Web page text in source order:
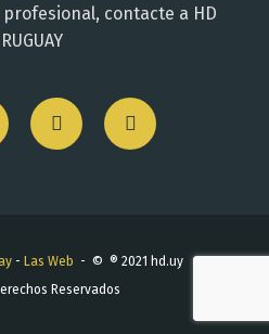
contacte a HD
- Las Web - © ® 2021 hd.uy
Reservados